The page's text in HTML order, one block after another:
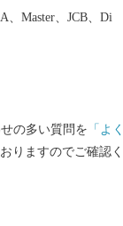
以降、順次発行・郵
。
Master、JCB、Di
の多い質問を 「よく
りますのでご確認く